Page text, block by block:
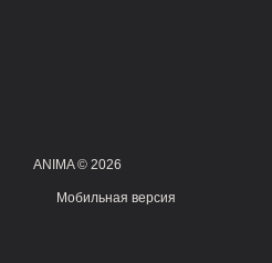
ANIMA © 2026
Мобильная версия